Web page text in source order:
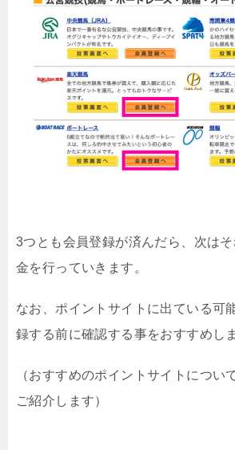
3つとも会員登録が済んだら、次は
金を行っていきます。
なお、ポイントサイトに出ている可
録する前に確認する事をおすすめし
（おすすめのポイントサイトについ
ご紹介します）